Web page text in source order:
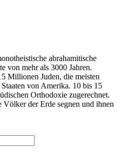
abrahamitische
von mehr als 3000 Jahren.
Millionen Juden, die meisten
von Amerika. 10 bis 15
Orthodoxie zugerechnet.
der Erde segnen und ihnen